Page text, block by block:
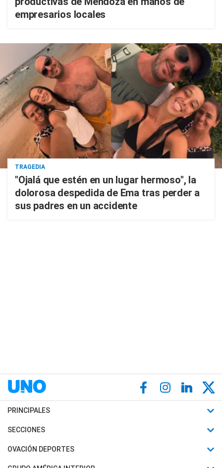
empresarios locales
TRAGEDIA
"Ojalá que estén en un lugar hermoso", la
dolorosa despedida de Ema tras perder a
sus padres en un accidente
PRINCIPALES
Últimas Noticias
Política
SECCIONES
Horóscopo
Motores
OVACIÓN DEPORTES